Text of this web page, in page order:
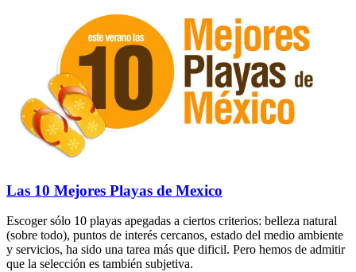
Las 10 Mejores Playas de Mexico
Escoger sólo 10 playas apegadas a ciertos criterios: belleza natural
(sobre todo), puntos de interés cercanos, estado del medio ambiente
y servicios, ha sido una tarea más que dificil. Pero hemos de admitir
que la selección es también subjetiva.